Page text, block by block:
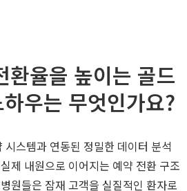
환율을 높이는 골드
우는 무엇인가요?
스템과 연동된 정밀한 데이터 분석
제 내원으로 이어지는 예약 전환 구조
원들은 잠재 고객을 실질적인 환자로